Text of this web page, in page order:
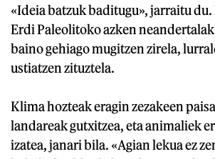
«Ideia batzuk baditugu», jarraitu
Erdi Paleolitoko azken
baino gehiago mugitzen zirela,
ustiatzen zituztela.
Klima hozteak eragin zezakeen
landareak gutxitzea, eta animaliek
izatea, janari bila. «Agian lekua ez